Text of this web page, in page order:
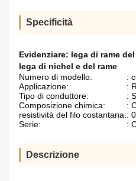
Specificità
Evidenziare: lega di rame
lega di nichel e del rame
Numero di modello:
:
Applicazione:
:
Tipo di conduttore:
:
Composizione chimica:
:
resistività del filo costantana::
Serie:
:
Descrizione